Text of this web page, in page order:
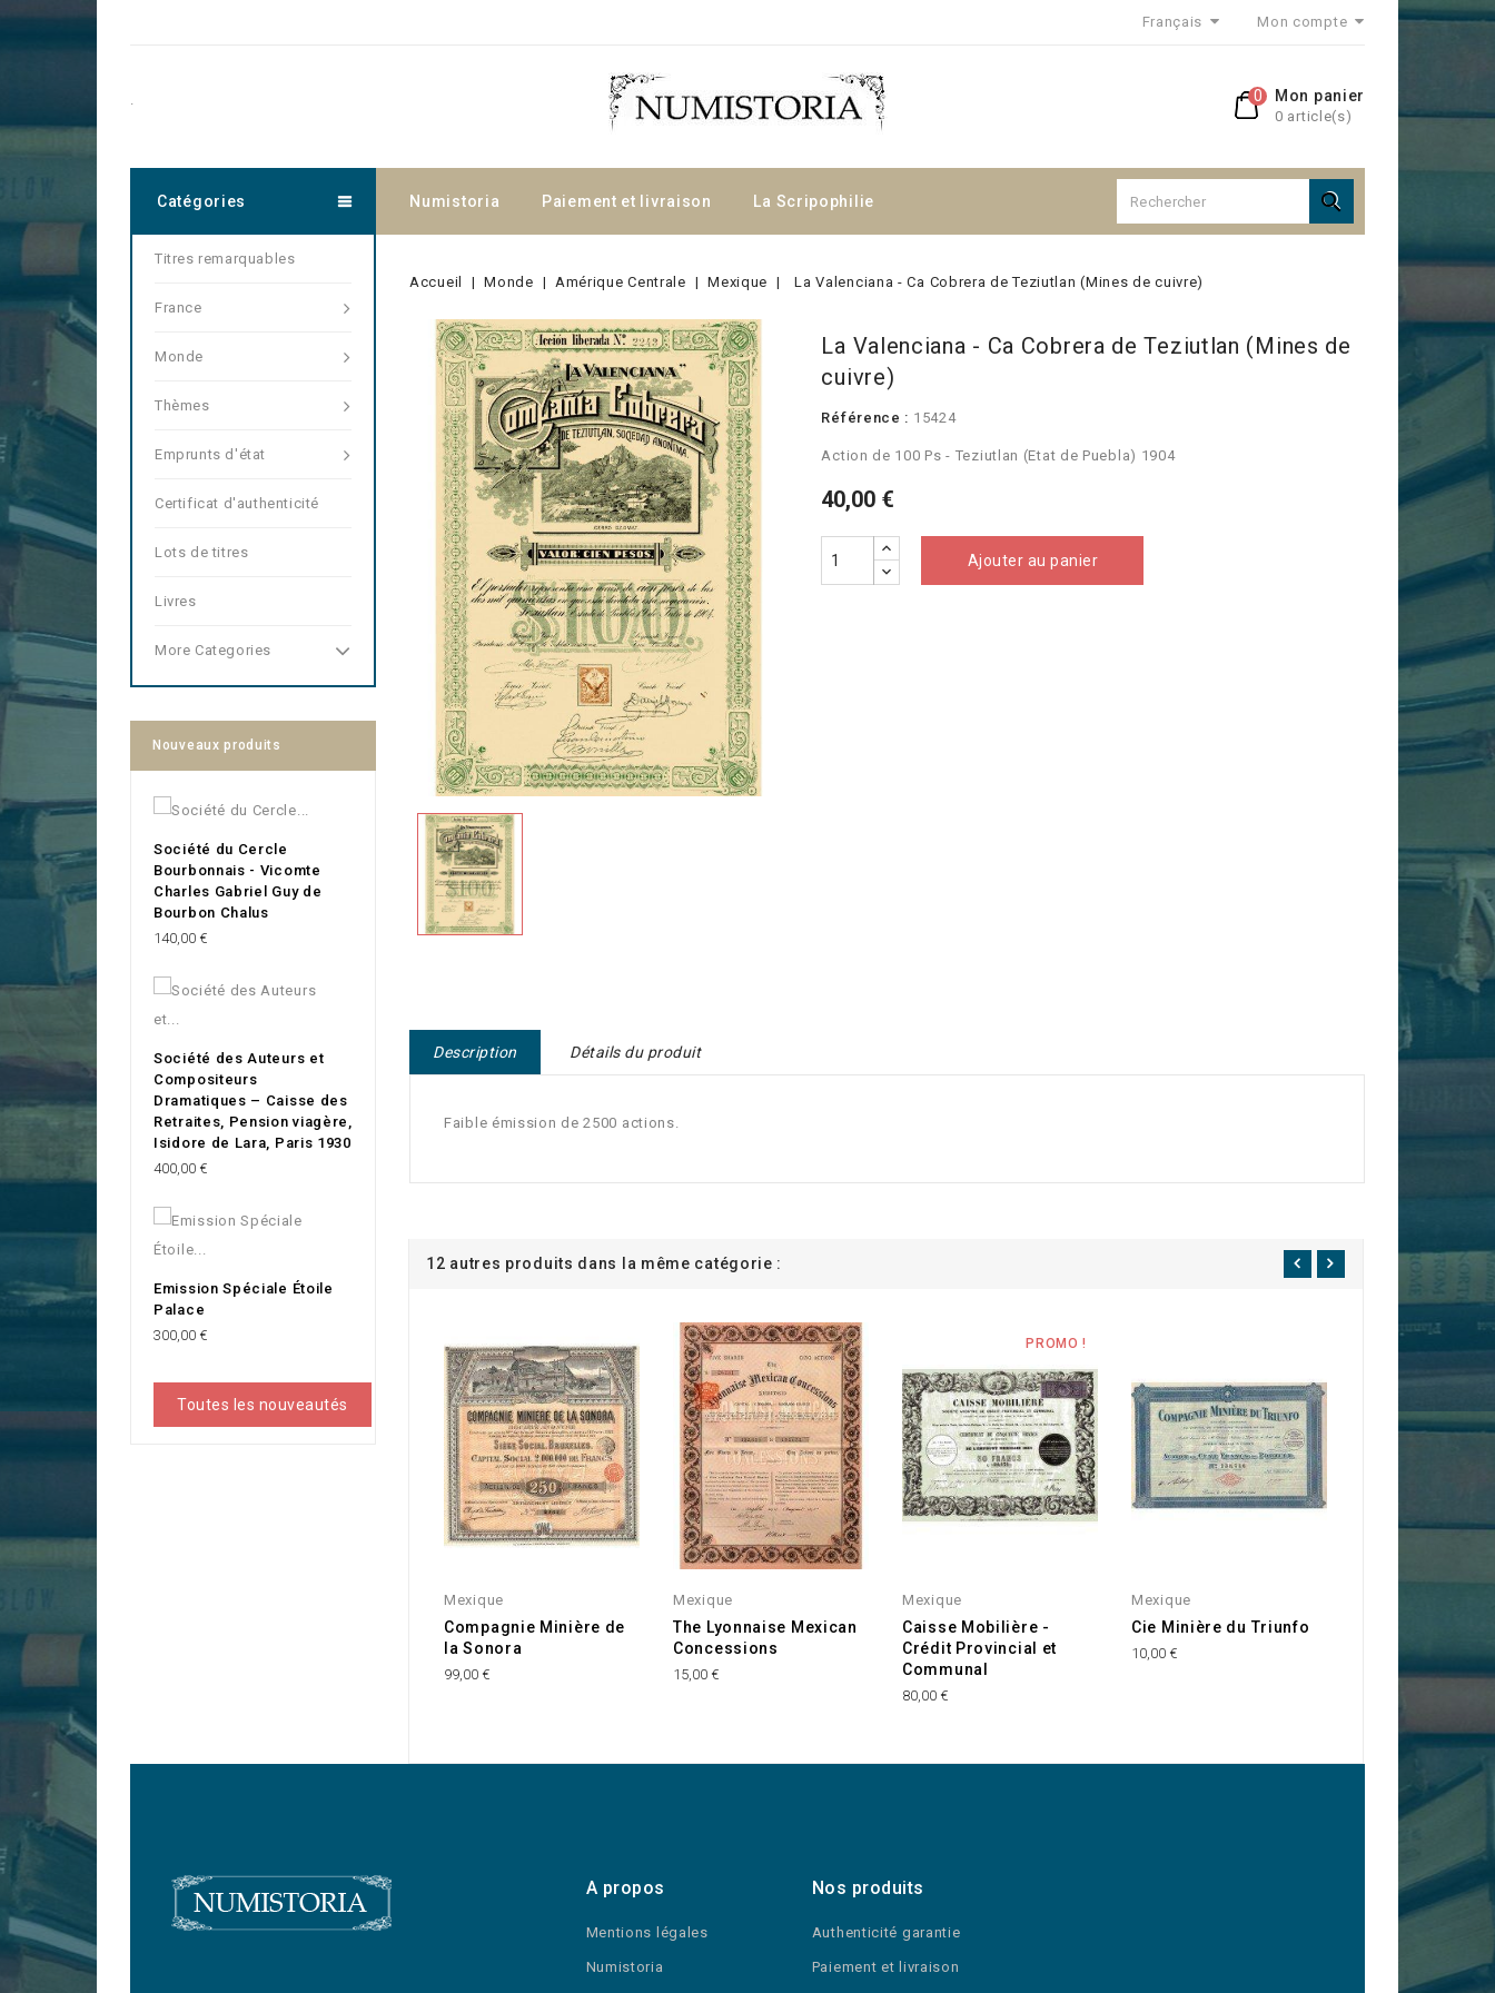
Français Mon compte
Mon panier
0 article(s)
0
.
Numistoria Paiement et livraison La Scripophilie 
Catégories
Titres remarquables
France
Monde
Thèmes
Emprunts d'état
Certificat d'authenticité
Lots de titres
Livres
More Categories
Nouveaux produits
Société du Cercle
Bourbonnais - Vicomte
Charles Gabriel Guy de
Bourbon Chalus
Prix
140,00 €
Société des Auteurs et
Compositeurs
Dramatiques – Caisse des
Retraites, Pension viagère,
Isidore de Lara, Paris 1930
Prix
400,00 €
Emission Spéciale Étoile
Palace
Prix
300,00 €
Toutes les nouveautés
Accueil Monde Amérique Centrale Mexique La Valenciana - Ca Cobrera de Teziutlan (Mines de cuivre)
La Valenciana - Ca Cobrera de Teziutlan (Mines de
cuivre)
Référence : 15424
Action de 100 Ps - Teziutlan (Etat de Puebla) 1904
40,00 €
Ajouter au panier
Description Détails du produit
Faible émission de 2500 actions.
12 autres produits dans la même catégorie :
Mexique
Compagnie Minière de
la Sonora
99,00 €
Mexique
The Lyonnaise Mexican
Concessions
15,00 €
PROMO !
Mexique
Caisse Mobilière -
Crédit Provincial et
Communal
80,00 €
Mexique
Cie Minière du Triunfo
10,00 €
Guadalupe de La
A propos
Mentions légales
Numistoria
Nos produits
Authenticité garantie
Paiement et livraison